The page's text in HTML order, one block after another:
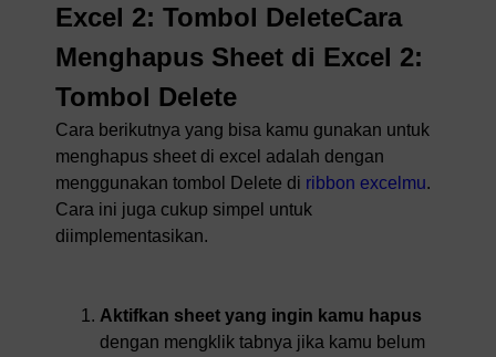
Excel 2: Tombol DeleteCara
Menghapus Sheet di Excel 2:
Tombol Delete
Cara berikutnya yang bisa kamu gunakan untuk
menghapus sheet di excel adalah dengan
menggunakan tombol Delete di ribbon excelmu.
Cara ini juga cukup simpel untuk
diimplementasikan.
Aktifkan sheet yang ingin kamu hapus
dengan mengklik tabnya jika kamu belum